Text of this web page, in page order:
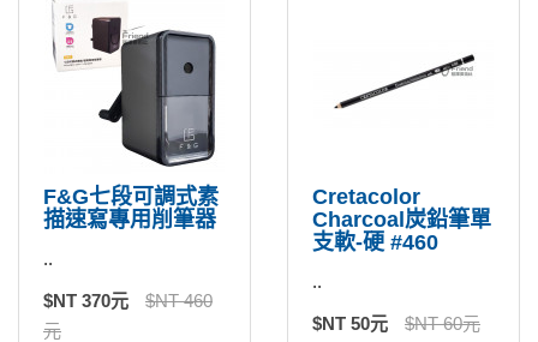
F&G七段可調式素
描速寫專用削筆器
..
$NT 370元
$NT 460
元
Cretacolor
Charcoal炭鉛筆單
支軟-硬 #460
..
$NT 50元 $NT 60元